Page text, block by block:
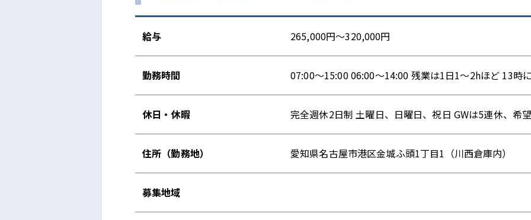
給与 265,000円～320,000円
勤務時間 07:00〜15:00 06:00〜14:00 残業は1日1〜2hほど 13時
休日・休暇 完全週休2日制 土曜日、日曜日、祝日 GWは5連休、希
住所（勤務地） 愛知県名古屋市港区金城ふ頭1丁目1（川西倉庫内）
募集地域